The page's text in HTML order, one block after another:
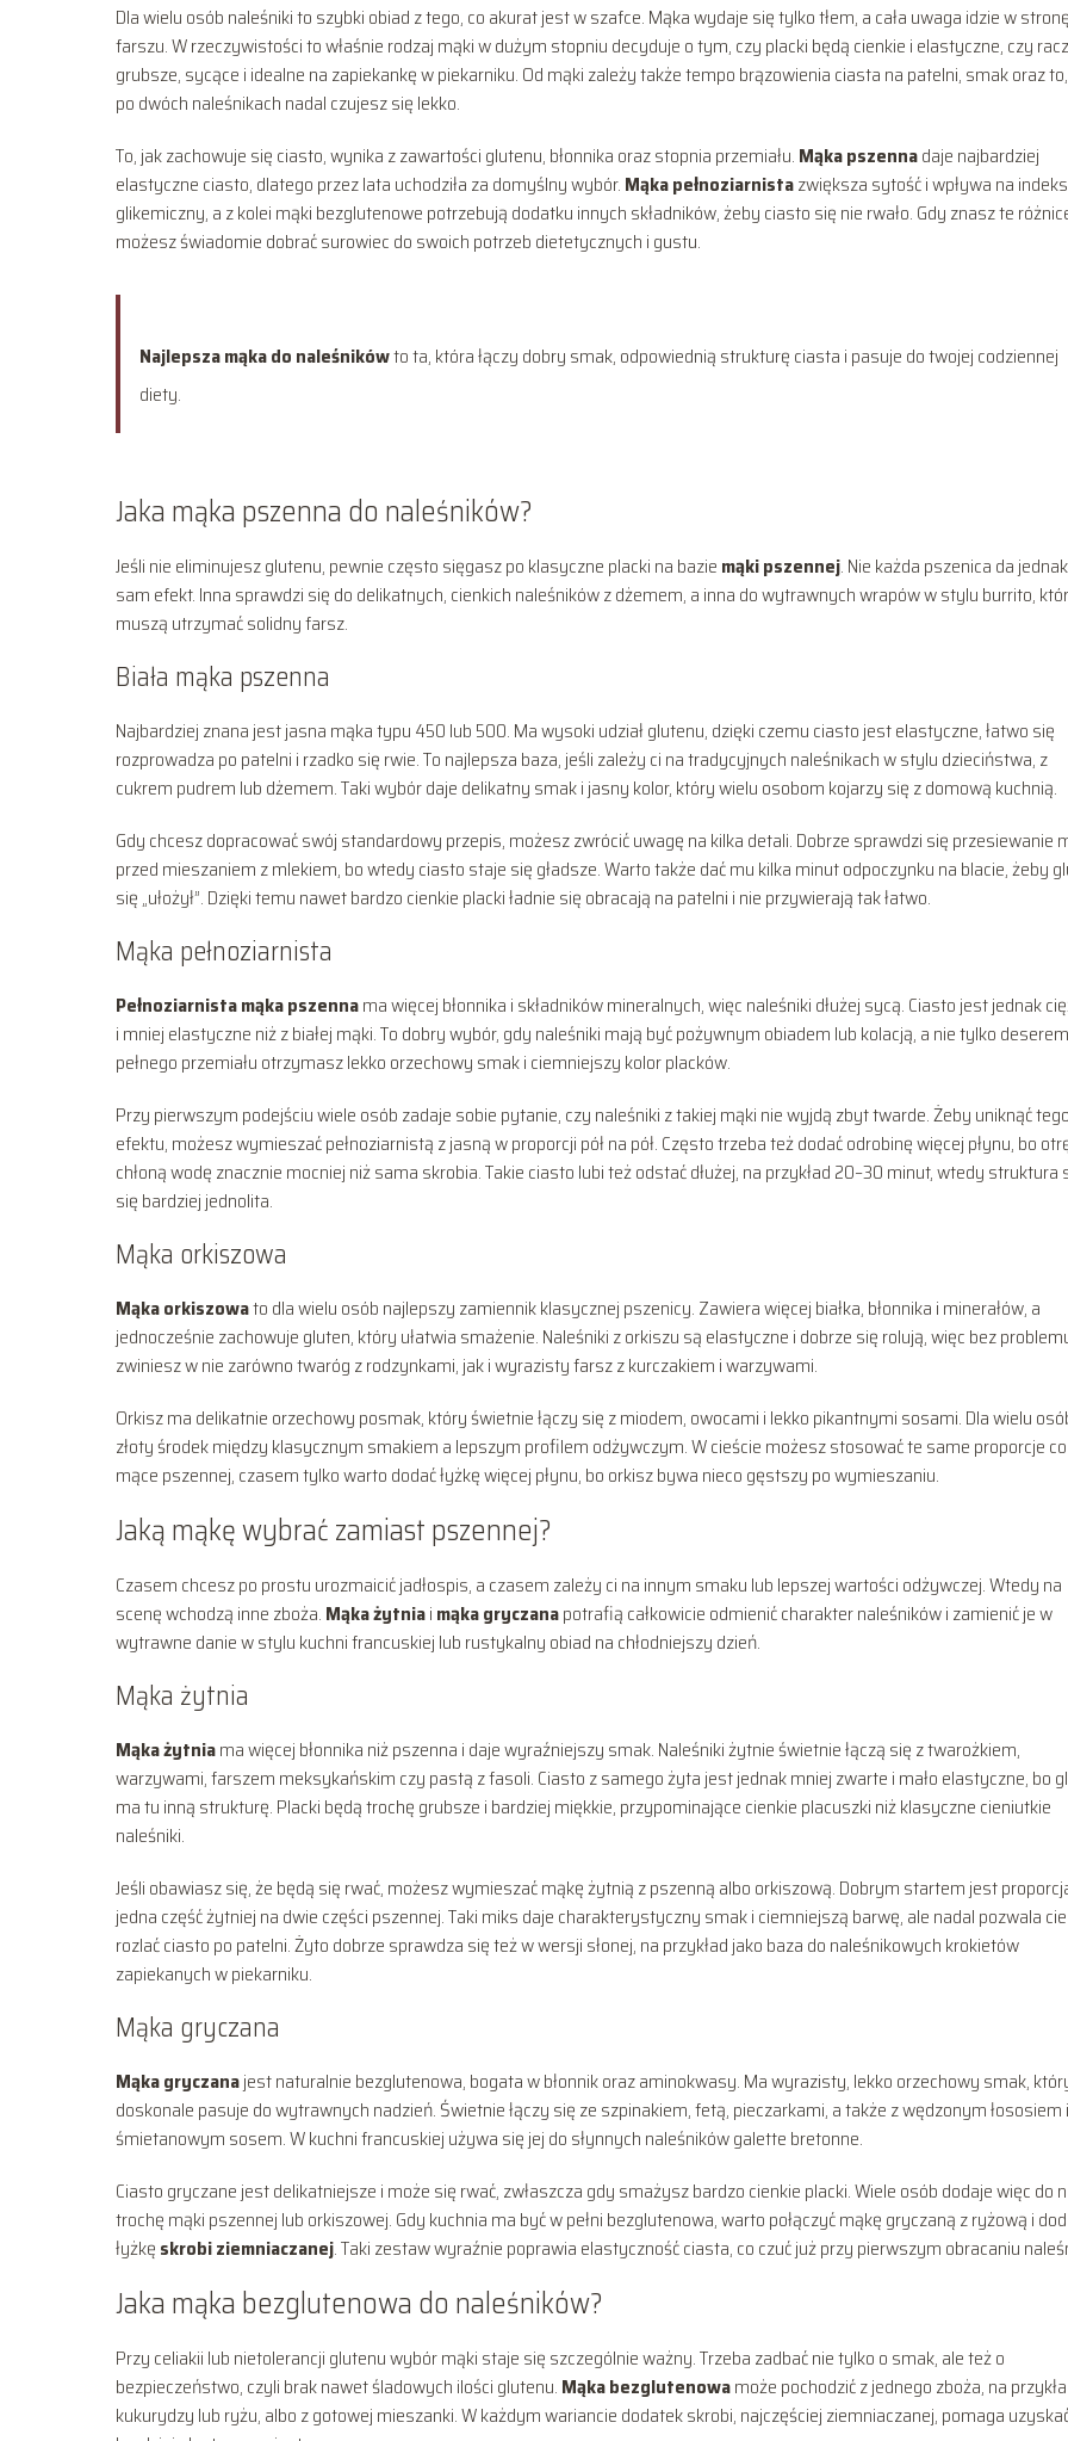
Dla wielu osób naleśniki to szybki obiad z tego, co akurat jest w szafce. Mąka wydaje się tylko tłem, a cała uwaga idzie w
farszu. W rzeczywistości to właśnie rodzaj mąki w dużym stopniu decyduje o tym, czy placki będą cienkie i elastyczne, czy
grubsze, sycące i idealne na zapiekankę w piekarniku. Od mąki zależy także tempo brązowienia ciasta na patelni, smak oraz
po dwóch naleśnikach nadal czujesz się lekko.
To, jak zachowuje się ciasto, wynika z zawartości glutenu, błonnika oraz stopnia przemiału. Mąka pszennadaje najbardziej
elastyczne ciasto, dlatego przez lata uchodziła za domyślny wybór. Mąka pełnoziarnistazwiększa sytość i wpływa na indeks
glikemiczny, a z kolei mąki bezglutenowe potrzebują dodatku innych składników, żeby ciasto się nie rwało. Gdy znasz te
możesz świadomie dobrać surowiec do swoich potrzeb dietetycznych i gustu.
Najlepsza mąka do naleśnikówto ta, która łączy dobry smak, odpowiednią strukturę ciasta i pasuje do twojej codziennej
diety.
Jaka mąka pszenna do naleśników?
Jeśli nie eliminujesz glutenu, pewnie często sięgasz po klasyczne placki na bazie mąki pszennej. Nie każda pszenica da
sam efekt. Inna sprawdzi się do delikatnych, cienkich naleśników z dżemem, a inna do wytrawnych wrapów w stylu burrito,
muszą utrzymać solidny farsz.
Biała mąka pszenna
Najbardziej znana jest jasna mąka typu 450 lub 500. Ma wysoki udział glutenu, dzięki czemu ciasto jest elastyczne, łatwo się
rozprowadza po patelni i rzadko się rwie. To najlepsza baza, jeśli zależy ci na tradycyjnych naleśnikach w stylu dzieciństwa, z
cukrem pudrem lub dżemem. Taki wybór daje delikatny smak i jasny kolor, który wielu osobom kojarzy się z domową kuchnią.
Gdy chcesz dopracować swój standardowy przepis, możesz zwrócić uwagę na kilka detali. Dobrze sprawdzi się przesiewanie
przed mieszaniem z mlekiem, bo wtedy ciasto staje się gładsze. Warto także dać mu kilka minut odpoczynku na blacie, żeby
się „ułożył”. Dzięki temu nawet bardzo cienkie placki ładnie się obracają na patelni i nie przywierają tak łatwo.
Mąka pełnoziarnista
Pełnoziarnista mąka pszennama więcej błonnika i składników mineralnych, więc naleśniki dłużej sycą. Ciasto jest jednak
i mniej elastyczne niż z białej mąki. To dobry wybór, gdy naleśniki mają być pożywnym obiadem lub kolacją, a nie tylko
pełnego przemiału otrzymasz lekko orzechowy smak i ciemniejszy kolor placków.
Przy pierwszym podejściu wiele osób zadaje sobie pytanie, czy naleśniki z takiej mąki nie wyjdą zbyt twarde. Żeby uniknąć
efektu, możesz wymieszać pełnoziarnistą z jasną w proporcji pół na pół. Często trzeba też dodać odrobinę więcej płynu, bo
chłoną wodę znacznie mocniej niż sama skrobia. Takie ciasto lubi też odstać dłużej, na przykład 20–30 minut, wtedy struktura
się bardziej jednolita.
Mąka orkiszowa
Mąka orkiszowato dla wielu osób najlepszy zamiennik klasycznej pszenicy. Zawiera więcej białka, błonnika i minerałów, a
jednocześnie zachowuje gluten, który ułatwia smażenie. Naleśniki z orkiszu są elastyczne i dobrze się rolują, więc bez
zwiniesz w nie zarówno twaróg z rodzynkami, jak i wyrazisty farsz z kurczakiem i warzywami.
Orkisz ma delikatnie orzechowy posmak, który świetnie łączy się z miodem, owocami i lekko pikantnymi sosami. Dla wielu
złoty środek między klasycznym smakiem a lepszym profilem odżywczym. W cieście możesz stosować te same proporcje
mące pszennej, czasem tylko warto dodać łyżkę więcej płynu, bo orkisz bywa nieco gęstszy po wymieszaniu.
Jaką mąkę wybrać zamiast pszennej?
Czasem chcesz po prostu urozmaicić jadłospis, a czasem zależy ci na innym smaku lub lepszej wartości odżywczej. Wtedy na
scenę wchodzą inne zboża. Mąka żytniai mąka gryczanapotrafią całkowicie odmienić charakter naleśników i zamienić je w
wytrawne danie w stylu kuchni francuskiej lub rustykalny obiad na chłodniejszy dzień.
Mąka żytnia
Mąka żytniama więcej błonnika niż pszenna i daje wyraźniejszy smak. Naleśniki żytnie świetnie łączą się z twarożkiem,
warzywami, farszem meksykańskim czy pastą z fasoli. Ciasto z samego żyta jest jednak mniej zwarte i mało elastyczne, bo
ma tu inną strukturę. Placki będą trochę grubsze i bardziej miękkie, przypominające cienkie placuszki niż klasyczne cieniutkie
naleśniki.
Jeśli obawiasz się, że będą się rwać, możesz wymieszać mąkę żytnią z pszenną albo orkiszową. Dobrym startem jest
jedna część żytniej na dwie części pszennej. Taki miks daje charakterystyczny smak i ciemniejszą barwę, ale nadal pozwala
rozlać ciasto po patelni. Żyto dobrze sprawdza się też w wersji słonej, na przykład jako baza do naleśnikowych krokietów
zapiekanych w piekarniku.
Mąka gryczana
Mąka gryczanajest naturalnie bezglutenowa, bogata w błonnik oraz aminokwasy. Ma wyrazisty, lekko orzechowy smak,
doskonale pasuje do wytrawnych nadzień. Świetnie łączy się ze szpinakiem, fetą, pieczarkami, a także z wędzonym łososiem i
śmietanowym sosem. W kuchni francuskiej używa się jej do słynnych naleśników galette bretonne.
Ciasto gryczane jest delikatniejsze i może się rwać, zwłaszcza gdy smażysz bardzo cienkie placki. Wiele osób dodaje więc do
trochę mąki pszennej lub orkiszowej. Gdy kuchnia ma być w pełni bezglutenowa, warto połączyć mąkę gryczaną z ryżową i
łyżkę skrobi ziemniaczanej. Taki zestaw wyraźnie poprawia elastyczność ciasta, co czuć już przy pierwszym obracaniu
Jaka mąka bezglutenowa do naleśników?
Przy celiakii lub nietolerancji glutenu wybór mąki staje się szczególnie ważny. Trzeba zadbać nie tylko o smak, ale też o
bezpieczeństwo, czyli brak nawet śladowych ilości glutenu. Mąka bezglutenowamoże pochodzić z jednego zboża, na
kukurydzy lub ryżu, albo z gotowej mieszanki. W każdym wariancie dodatek skrobi, najczęściej ziemniaczanej, pomaga